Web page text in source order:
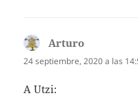
Arturo
24 septiembre, 2020 a las
A Utzi: